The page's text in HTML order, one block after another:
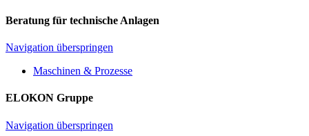
Beratung für technische Anlagen
Navigation überspringen
Maschinen & Prozesse
ELOKON Gruppe
Navigation überspringen